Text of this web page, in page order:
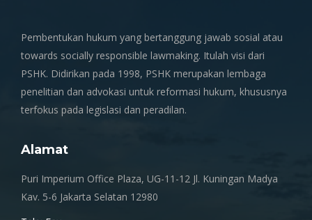
Pembentukan hukum yang bertanggung jawab sosial atau
towards socially responsible lawmaking. Itulah visi dari
PSHK. Didirikan pada 1998, PSHK merupakan lembaga
penelitian dan advokasi untuk reformasi hukum, khususnya
terfokus pada legislasi dan peradilan.
Alamat
Puri Imperium Office Plaza, UG-11-12 Jl. Kuningan Madya
Kav. 5-6 Jakarta Selatan 12980